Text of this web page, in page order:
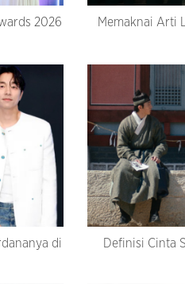
2026
Memaknai Arti
di
Definisi Cinta